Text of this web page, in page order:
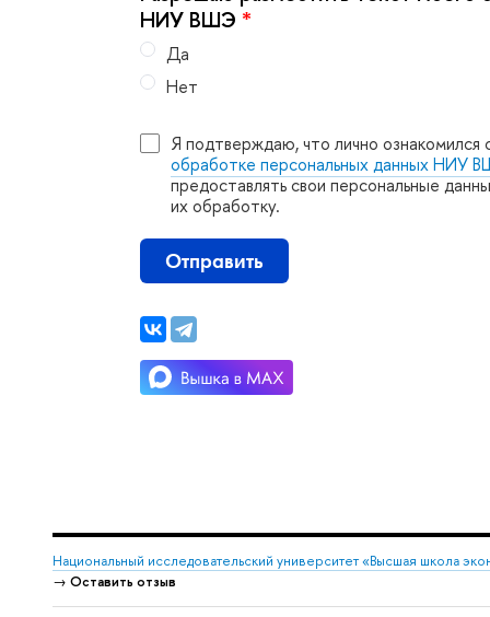
НИУ ВШЭ *
Да
Нет
Я подтверждаю, что лично ознакомился
обработке персональных данных НИУ
предоставлять свои персональные
их обработку.
Отправить
Национальный исследовательский университет «Высшая школа
→ Оставить отзы